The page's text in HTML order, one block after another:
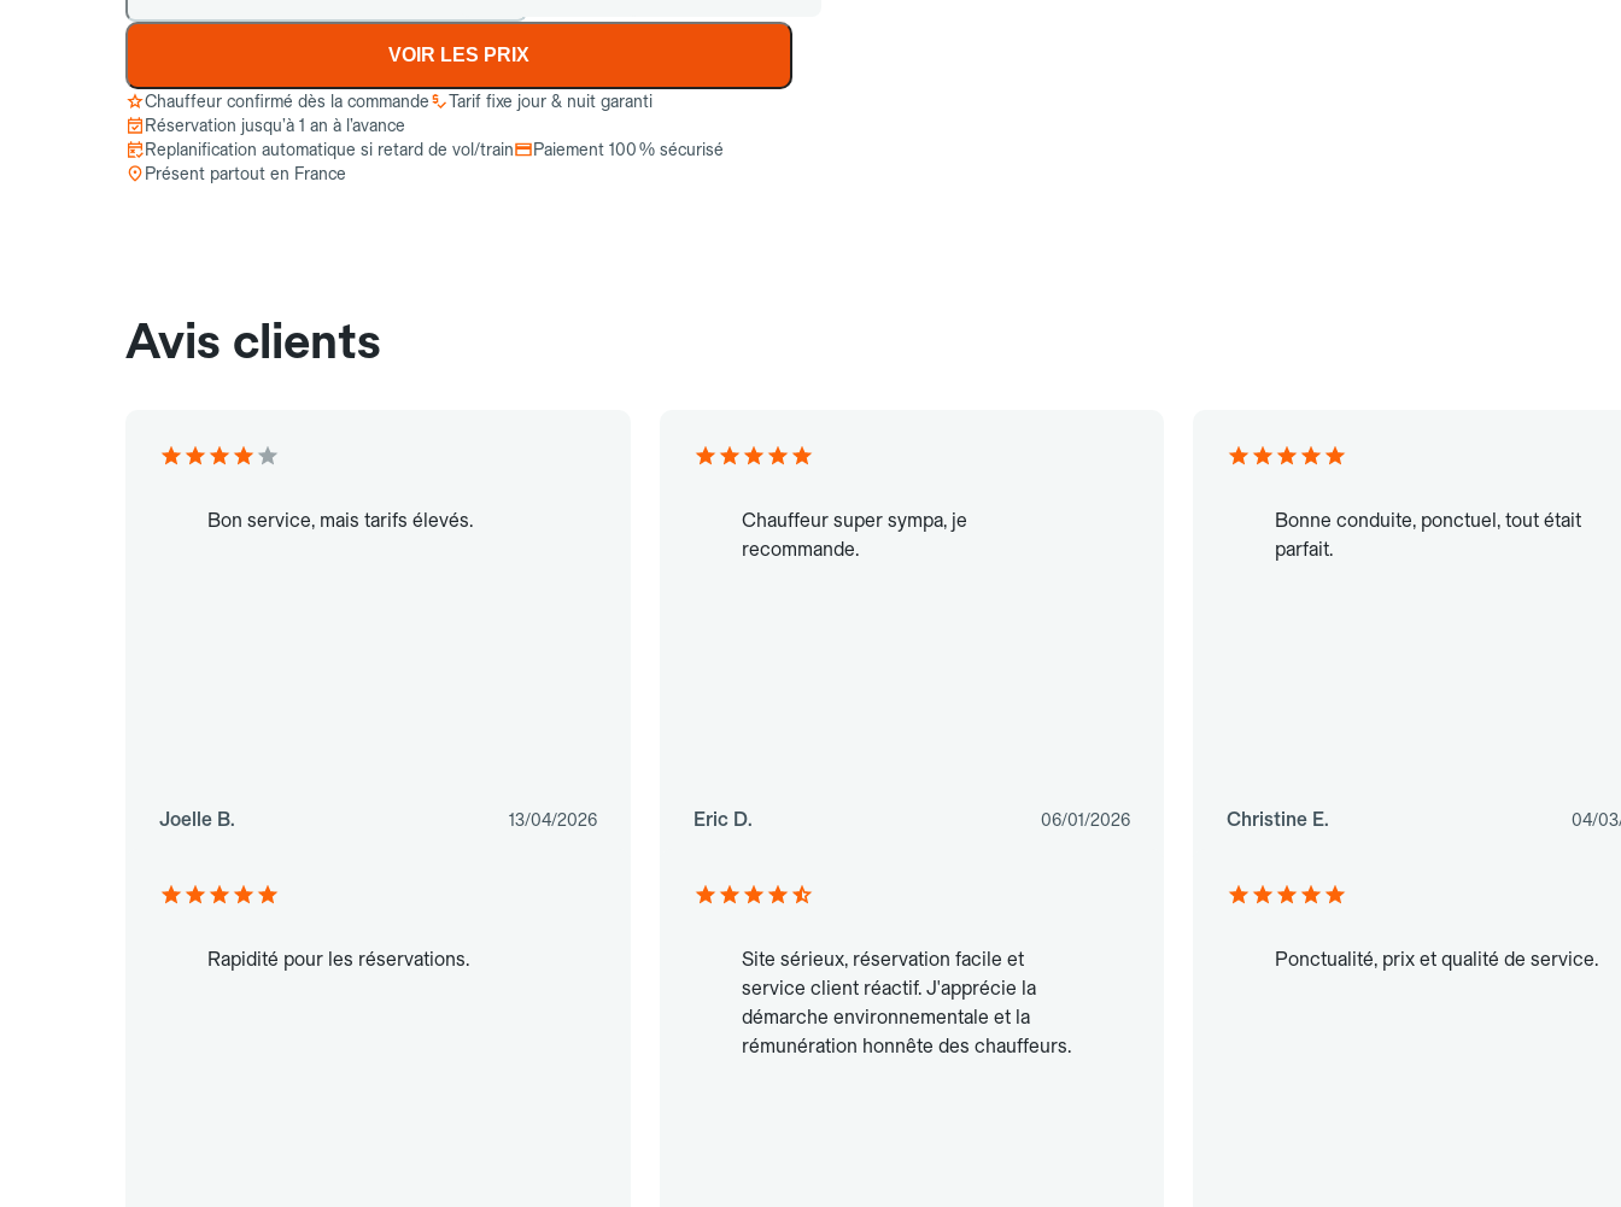
VOIR LES PRIX
Chauffeur confirmé dès la commande
Tarif fixe jour & nuit garanti
Réservation jusqu’à 1 an à l’avance
Replanification automatique si retard de vol/train
Paiement 100 % sécurisé
Présent partout en France
Avis clients
Bon service, mais tarifs élevés.
Joelle B. 13/04/2026
Chauffeur super sympa, je
recommande.
Eric D. 06/01/2026
Bonne conduite, ponctuel, tout était
parfait.
Christine E. 04/
Rapidité pour les réservations.
Site sérieux, réservation facile et
service client réactif. J'apprécie la
démarche environnementale et la
rémunération honnête des chauffeurs.
Ponctualité, prix et qualité de service.